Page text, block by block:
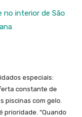
no interior de São
especiais:
constante de
piscinas com gelo.
prioridade. “Quando